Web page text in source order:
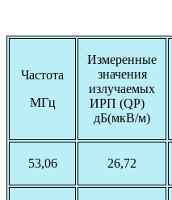
Частота
МГц
Измеренные
значения
излучаемых
ИРП (QP)
дБ(мкВ/м)
53,06 26,72